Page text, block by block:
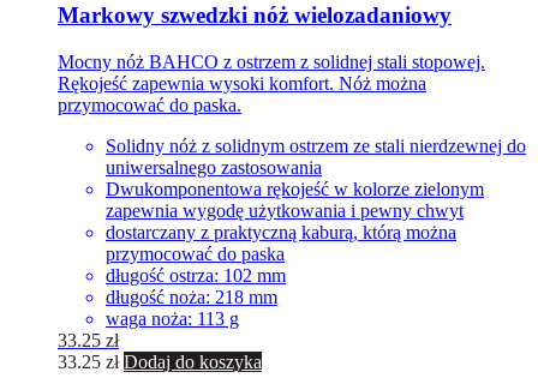
Markowy szwedzki nóż wielozadaniowy
Mocny nóż BAHCO z ostrzem z solidnej stali stopowej.
Rękojeść zapewnia wysoki komfort. Nóż można
przymocować do paska.
Solidny nóż z solidnym ostrzem ze stali nierdzewnej do
uniwersalnego zastosowania
Dwukomponentowa rękojeść w kolorze zielonym
zapewnia wygodę użytkowania i pewny chwyt
dostarczany z praktyczną kaburą, którą można
przymocować do paska
długość ostrza: 102 mm
długość noża: 218 mm
waga noża: 113 g
33.25 zł
33.25 zł Dodaj do koszyka